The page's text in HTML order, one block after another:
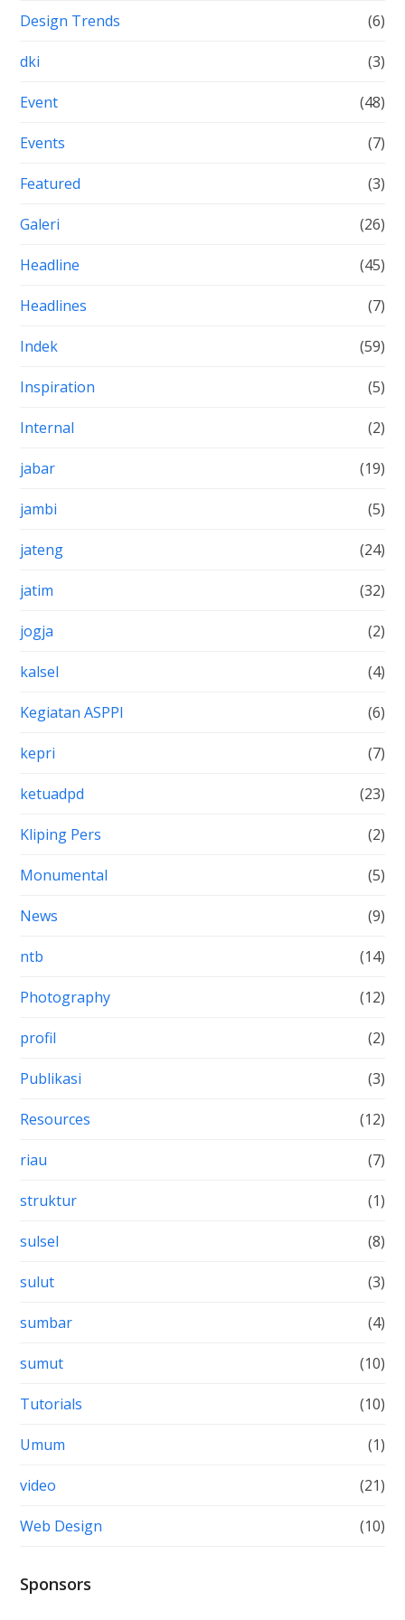
Design Trends (6)
dki (3)
Event (48)
Events (7)
Featured (3)
Galeri (26)
Headline (45)
Headlines (7)
Indek (59)
Inspiration (5)
Internal (2)
jabar (19)
jambi (5)
jateng (24)
jatim (32)
jogja (2)
kalsel (4)
Kegiatan ASPPI (6)
kepri (7)
ketuadpd (23)
Kliping Pers (2)
Monumental (5)
News (9)
ntb (14)
Photography (12)
profil (2)
Publikasi (3)
Resources (12)
riau (7)
struktur (1)
sulsel (8)
sulut (3)
sumbar (4)
sumut (10)
Tutorials (10)
Umum (1)
video (21)
Web Design (10)
Sponsors